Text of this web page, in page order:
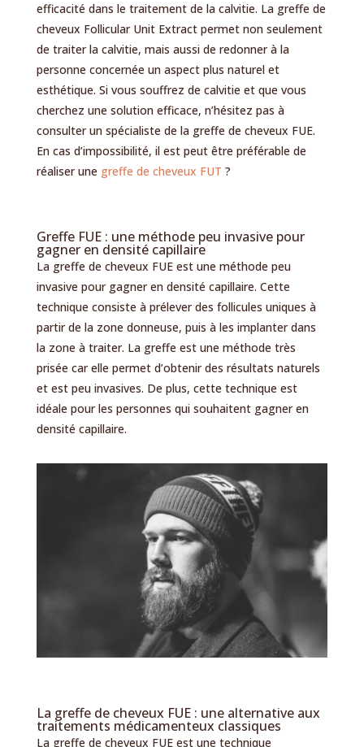
efficacité dans le traitement de la calvitie. La greffe de
cheveux Follicular Unit Extract permet non seulement
de traiter la calvitie, mais aussi de redonner à la
personne concernée un aspect plus naturel et
esthétique. Si vous souffrez de calvitie et que vous
cherchez une solution efficace, n’hésitez pas à
consulter un spécialiste de la greffe de cheveux FUE.
En cas d’impossibilité, il est peut être préférable de
réaliser une greffe de cheveux FUT ?
Greffe FUE : une méthode peu invasive pour
gagner en densité capillaire
La greffe de cheveux FUE est une méthode peu
invasive pour gagner en densité capillaire. Cette
technique consiste à prélever des follicules uniques à
partir de la zone donneuse, puis à les implanter dans
la zone à traiter. La greffe est une méthode très
prisée car elle permet d’obtenir des résultats naturels
et est peu invasives. De plus, cette technique est
idéale pour les personnes qui souhaitent gagner en
densité capillaire.
La greffe de cheveux FUE : une alternative aux
traitements médicamenteux classiques
La greffe de cheveux FUE est une technique